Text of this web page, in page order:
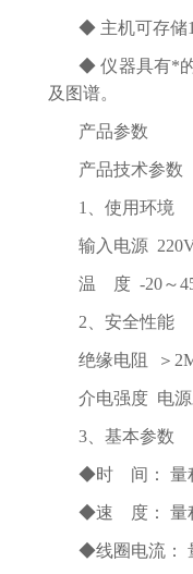
◆ 主机可存储
◆ 仪器具有*
及图谱。
产品参数
产品技术参数
1、使用环境
输入电源
温 度 -20
2、安全性能
绝缘电阻 ＞
介电强度 电
3、基本参数
◆时 间： 量
◆速 度： 量
◆线圈电流：